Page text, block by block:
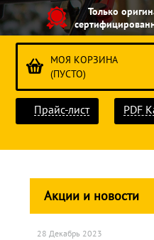
Только
МОЯ КОРЗИНА
(ПУСТО)
Прайс-лист PDF
Акции и новости
28 Декабрь 2023